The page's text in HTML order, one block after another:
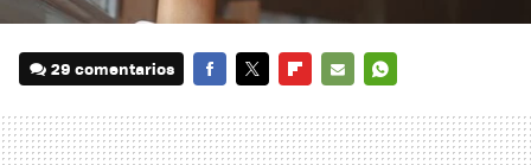
29 comentarios
MAIL